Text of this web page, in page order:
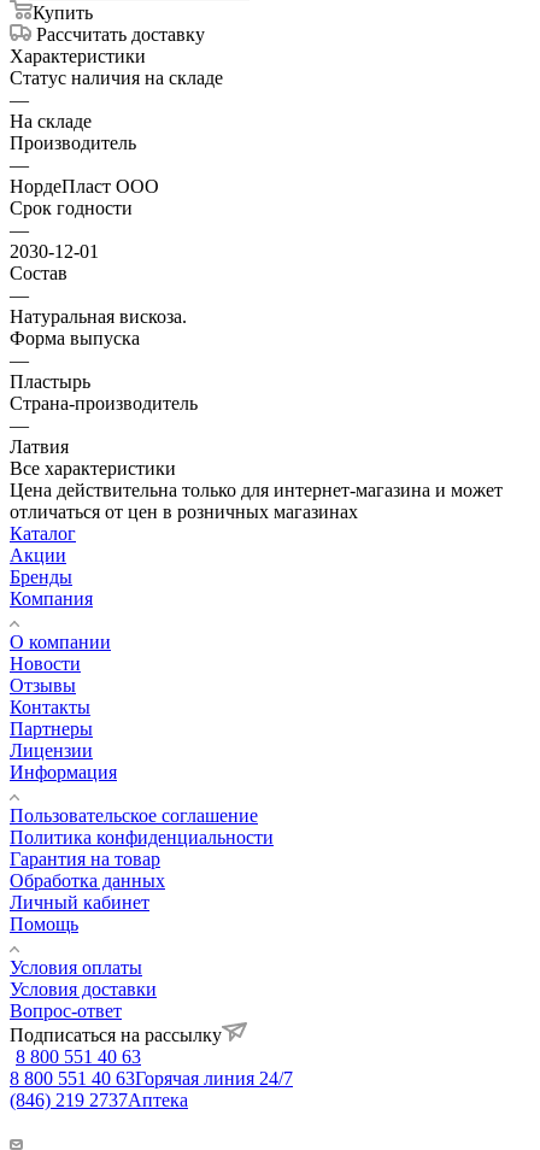
Купить
Рассчитать доставку
Характеристики
Статус наличия на складе
—
На складе
Производитель
—
НордеПласт ООО
Срок годности
—
2030-12-01
Состав
—
Натуральная вискоза.
Форма выпуска
—
Пластырь
Страна-производитель
—
Латвия
Все характеристики
Цена действительна только для интернет-магазина и может
отличаться от цен в розничных магазинах
Каталог
Акции
Бренды
Компания
О компании
Новости
Отзывы
Контакты
Партнеры
Лицензии
Информация
Пользовательское соглашение
Политика конфиденциальности
Гарантия на товар
Обработка данных
Личный кабинет
Помощь
Условия оплаты
Условия доставки
Вопрос-ответ
Подписаться на рассылку
8 800 551 40 63
8 800 551 40 63Горячая линия 24/7
(846) 219 2737Аптека